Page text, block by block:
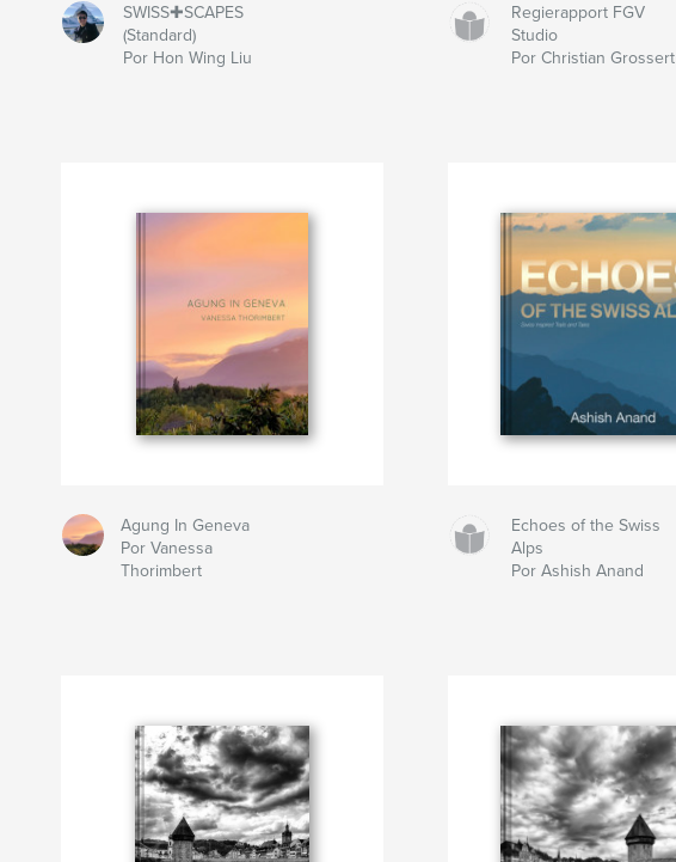
SWISS✚SCAPES
(Standard)
Por Hon Wing Liu
Regierapport FGV
Studio
Por Christian Grossert
Agung In Geneva
Por Vanessa
Thorimbert
Echoes of the Swiss
Alps
Por Ashish Anand